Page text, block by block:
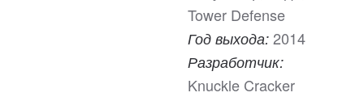
Tower Defense
Год выхода: 2014
Разработчик:
Knuckle Cracker